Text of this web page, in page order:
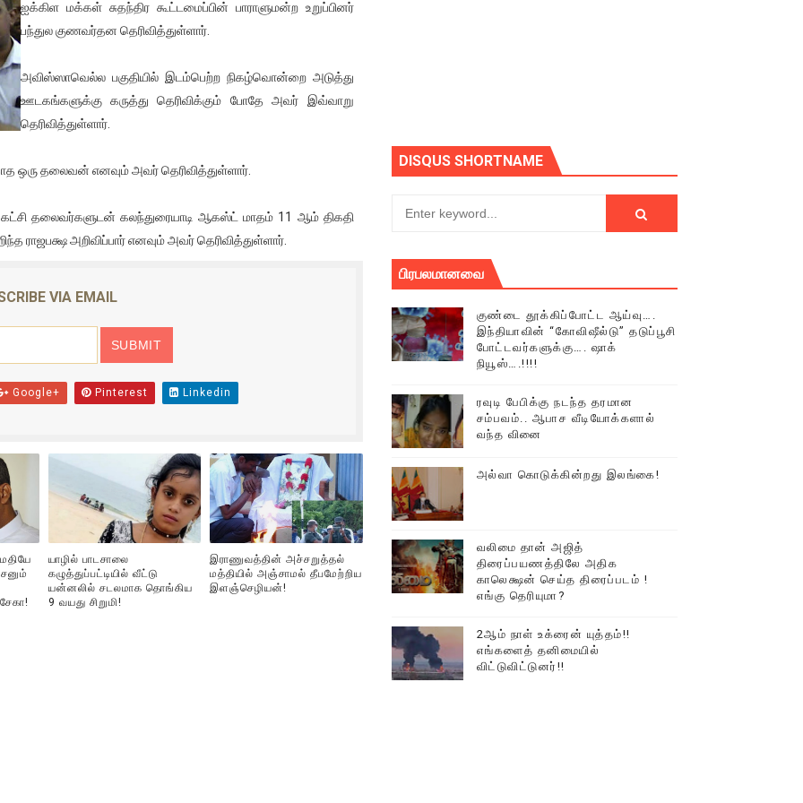
கண்டனப் போராட்டத்திற்கு கலந்துகொள்ளுமாறு அன்புரிமையோடு அழைக்கின்றோம்.
மாணவர்கள் தொடர்பில் நாடாளுமன்றத்தில் பகிரங்க கேள்வி
இலங்கைத் தமிழ் குடும்பம்!! நடந்தது என்ன
- கொதித்தெழுந்த பிரதேசவாசிகள்!
இடங்கள்...
அதிரடி உத்தரவு!
கேணல் சங்கர் ஆகியோரின் நினைவெழுச்சி நாள் - 26.09.2021 சுவிஸ் (செய்தியும்,படங்களும்..)
தமிழின அழிப்பிற்கு நீதி கேட்டு நடைபெற்ற கவனயீர்ப்புப் போராட்டத்தில் திரண்ட தமிழ்மக்கள்!!
(படங்கள், விடியோ)
சபை கூட்டத்தில் இன்று உரை
அதிக காலெக்ஷன் செய்த திரைப்படம் ! எங்கு தெரியுமா?
ஐக்கிள மக்கள் சுதந்திர கூட்டமைப்பின் பாராளுமன்ற உறுப்பினர்
பந்துல குணவர்தன தெரிவித்துள்ளார்.
அவிஸ்ஸாவெல்ல பகுதியில் இடம்பெற்ற நிகழ்வொன்றை அடுத்து
ஊடகங்களுக்கு கருத்து தெரிவிக்கும் போதே அவர் இவ்வாறு
தெரிவித்துள்ளார்.
ஒரு தலைவன் எனவும் அவர் தெரிவித்துள்ளார்.
தலைவர்களுடன் கலந்துரையாடி ஆகஸ்ட் மாதம் 11 ஆம் திகதி
ராஜபக்ஷ அறிவிப்பார் எனவும் அவர் தெரிவித்துள்ளார்.
VIA EMAIL
Google+ Pinterest Linkedin
யாழில் பாடசாலை
கழுத்துப்பட்டியில் வீட்டு
யன்னலில் சடலமாக தொங்கிய
9 வயது சிறுமி!
இராணுவத்தின் அச்சறுத்தல்
மத்தியில் அஞ்சாமல் தீபமேற்றிய
இளஞ்செழியன்!
DISQUS SHORTNAME
பிரபலமானவை
குண்டை தூக்கிப்போட்ட ஆய்வு….
இந்தியாவின் “கோவிஷீல்டு” தடுப்பூசி
போட்டவர்களுக்கு…. ஷாக்
நியூஸ்….!!!!
ரவுடி பேபிக்கு நடந்த தரமான
சம்பவம்.. ஆபாச வீடியோக்களால்
வந்த வினை
அல்வா கொடுக்கின்றது இலங்கை!
வலிமை தான் அஜித்
திரைப்பயணத்திலே அதிக
காலெக்ஷன் செய்த திரைப்படம் !
எங்கு தெரியுமா?
2ஆம் நாள் உக்ரைன் யுத்தம்!!
எங்களைத் தனிமையில்
விட்டுவிட்டுனர்!!